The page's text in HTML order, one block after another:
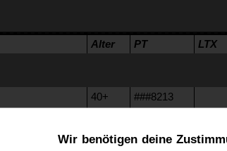
Alter PT LTX
40+ ###8213
40+ ###1624
Wir benötigen deine